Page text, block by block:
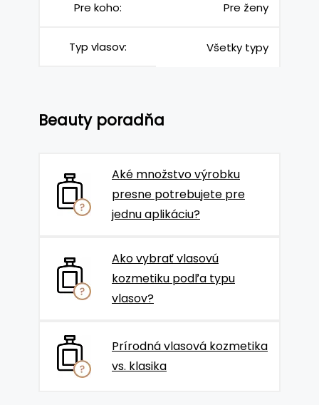
Pre koho: Pre ženy
Typ vlasov: Všetky typy
Beauty poradňa
Aké množstvo výrobku
presne potrebujete pre
jednu aplikáciu?
Ako vybrať vlasovú
kozmetiku podľa typu
vlasov?
Prírodná vlasová kozmetika
vs. klasika